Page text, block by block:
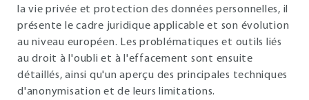
la vie privée et protection des données personnelles, il
présente le cadre juridique applicable et son évolution
au niveau européen. Les problématiques et outils liés
au droit à l'oubli et à l'effacement sont ensuite
détaillés, ainsi qu'un aperçu des principales techniques
d'anonymisation et de leurs limitations.